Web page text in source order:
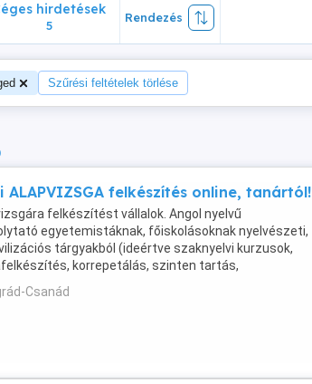
hirdetések
5
Rendezés
Szűrési feltételek törlése
ALAPVIZSGA felkészítés online, tanártól!
felkészítést vállalok. Angol nyelvű
egyetemistáknak, főiskolásoknak nyelvészeti,
tárgyakból (ideértve szaknyelvi kurzusok,
korrepetálás, szinten tartás,
nyelvi fejlesztés. "A ...
Csanád